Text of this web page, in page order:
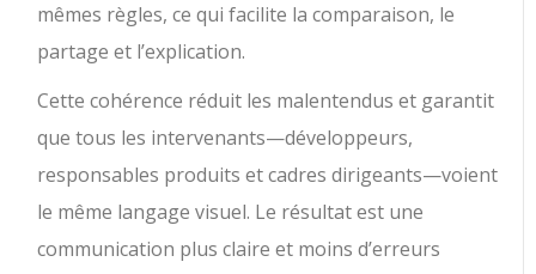
mêmes règles, ce qui facilite la comparaison, le
partage et l’explication.
Cette cohérence réduit les malentendus et garantit
que tous les intervenants—développeurs,
responsables produits et cadres dirigeants—voient
le même langage visuel. Le résultat est une
communication plus claire et moins d’erreurs